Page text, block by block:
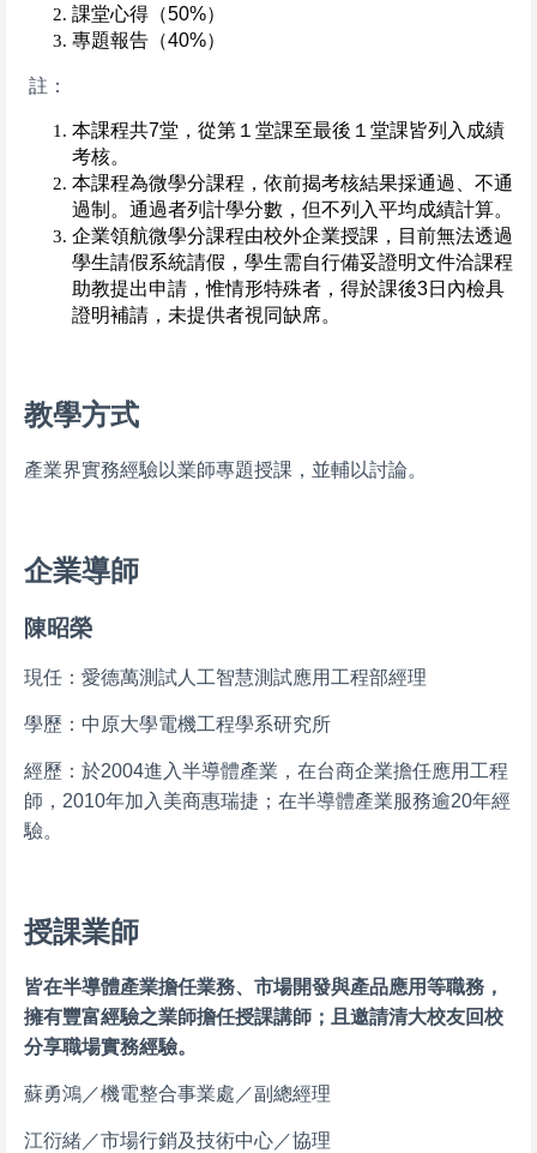
課堂心得（50%）
專題報告（40%）
註：
本課程共7堂，從第１堂課至最後１堂課皆列入成績
考核。
本課程為微學分課程，依前揭考核結果採通過、不通
過制。通過者列計學分數，但不列入平均成績計算。
企業領航微學分課程由校外企業授課，目前無法透過
學生請假系統請假，學生需自行備妥證明文件洽課程
助教提出申請，惟情形特殊者，得於課後3日內檢具
證明補請，未提供者視同缺席。
教學方式
產業界實務經驗以業師專題授課，並輔以討論。
企業導師
陳昭榮
現任：愛德萬測試人工智慧測試應用工程部經理
學歷：中原大學電機工程學系研究所
經歷：於2004進入半導體產業，在台商企業擔任應用工程
師，2010年加入美商惠瑞捷；在半導體產業服務逾20年經
驗。
授課業師
皆在半導體產業擔任業務、市場開發與產品應用等職務，
擁有豐富經驗之業師擔任授課講師；且邀請清大校友回校
分享職場實務經驗。
蘇勇鴻／機電整合事業處／副總經理
江衍緒／市場行銷及技術中心／協理